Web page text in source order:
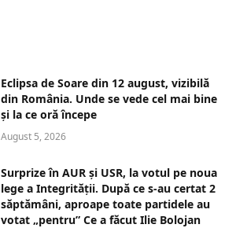
Eclipsa de Soare din 12 august, vizibilă
din România. Unde se vede cel mai bine
și la ce oră începe
August 5, 2026
Surprize în AUR și USR, la votul pe noua
lege a Integrității. După ce s-au certat 2
săptămâni, aproape toate partidele au
votat „pentru” Ce a făcut Ilie Bolojan